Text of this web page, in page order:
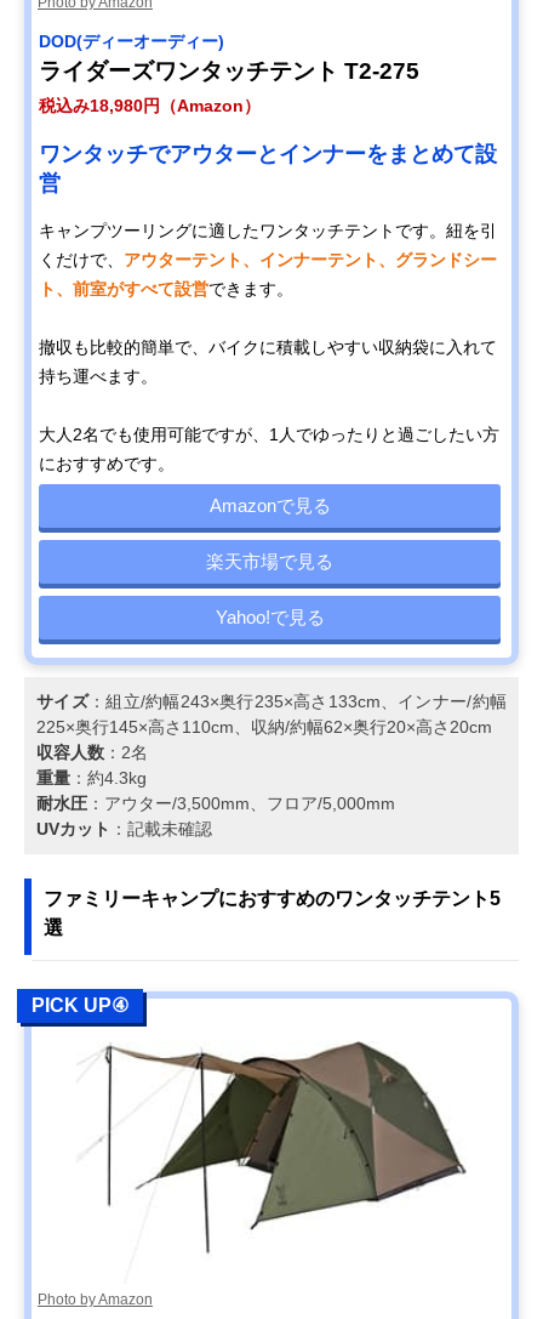
DOD(ディーオーディー)
ライダーズワンタッチテント T2-275
税込み18,980円（Amazon）
ワンタッチでアウターとインナーをまとめて設
営
キャンプツーリングに適したワンタッチテントです。紐を引
くだけで、 アウターテント、インナーテント、グランドシー
ト、前室がすべて設営できます。
撤収も比較的簡単で、バイクに積載しやすい収納袋に入れて
持ち運べます。
大人2名でも使用可能ですが、1人でゆったりと過ごしたい方
におすすめです。
Amazonで見る
楽天市場で見る
Yahoo!で見る
サイズ：組立/約幅243×奥行235×高さ133cm、インナー/約幅
225×奥行145×高さ110cm、収納/約幅62×奥行20×高さ20cm
収容人数 ：2名
重量 ：約4.3kg
耐水圧 ：アウター/3,500mm、フロア/5,000mm
UVカット ：記載未確認
ファミリーキャンプにおすすめのワンタッチテント5
選
PICK UP④
Photo by Amazon